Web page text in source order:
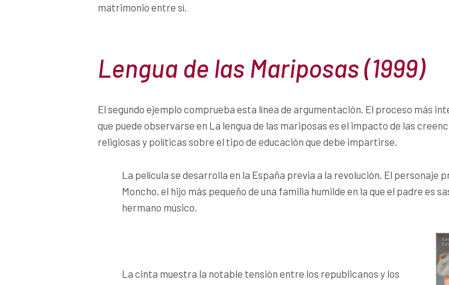
matrimonio entre sí.
Lengua de las Mariposas (1999)
El segundo ejemplo comprueba esta línea de argumentación. El proceso más
que puede observarse en La lengua de las mariposas es el impacto de las
religiosas y políticas sobre el tipo de educación que debe impartirse.
La película se desarrolla en la España previa a la revolución. El personaje
Moncho, el hijo más pequeño de una familia humilde en la que el padre es
hermano músico.
La cinta muestra la notable tensión entre los republicanos y los